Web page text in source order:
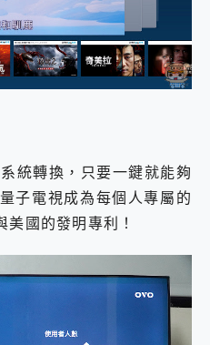
統轉換，只要一鍵就能夠
子電視成為每個人專屬的
國的發明專利！